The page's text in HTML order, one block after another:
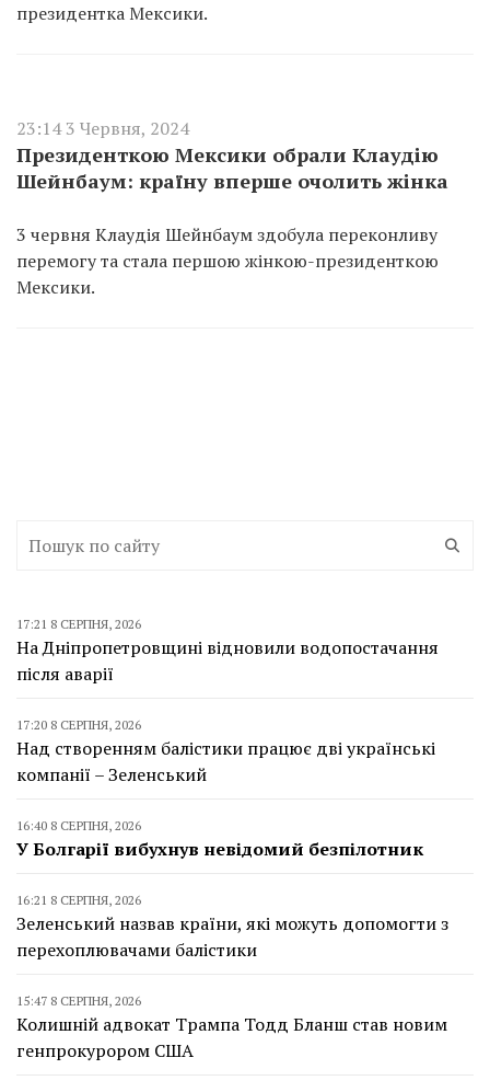
президентка Мексики.
23:14 3 Червня, 2024
Президенткою Мексики обрали Клаудію
Шейнбаум: країну вперше очолить жінка
3 червня Клаудія Шейнбаум здобула переконливу
перемогу та стала першою жінкою-президенткою
Мексики.
17:21 8 СЕРПНЯ, 2026
На Дніпропетровщині відновили водопостачання
після аварії
17:20 8 СЕРПНЯ, 2026
Над створенням балістики працює дві українські
компанії – Зеленський
16:40 8 СЕРПНЯ, 2026
У Болгарії вибухнув невідомий безпілотник
16:21 8 СЕРПНЯ, 2026
Зеленський назвав країни, які можуть допомогти з
перехоплювачами балістики
15:47 8 СЕРПНЯ, 2026
Колишній адвокат Трампа Тодд Бланш став новим
генпрокурором США